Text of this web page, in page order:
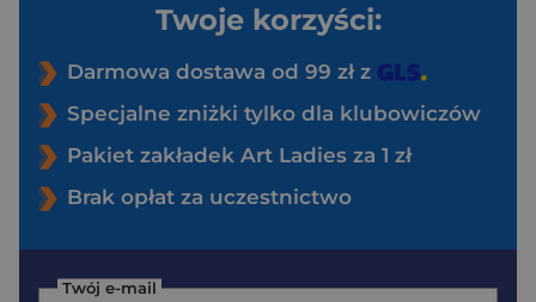
Twoje korzyści:
Darmowa dostawa od 99 zł z
Specjalne zniżki tylko dla klubowiczów
Pakiet zakładek Art Ladies za 1 zł
Brak opłat za uczestnictwo
Twój e-mail